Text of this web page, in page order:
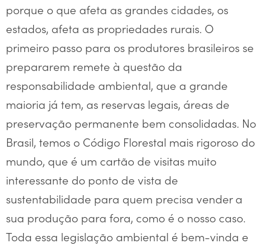
porque o que afeta as grandes cidades, os
estados, afeta as propriedades rurais. O
primeiro passo para os produtores brasileiros se
prepararem remete à questão da
responsabilidade ambiental, que a grande
maioria já tem, as reservas legais, áreas de
preservação permanente bem consolidadas. No
Brasil, temos o Código Florestal mais rigoroso do
mundo, que é um cartão de visitas muito
interessante do ponto de vista de
sustentabilidade para quem precisa vender a
sua produção para fora, como é o nosso caso.
Toda essa legislação ambiental é bem-vinda e